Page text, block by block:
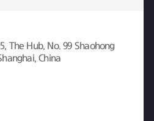
The Hub, No. 99 Shaohong
China